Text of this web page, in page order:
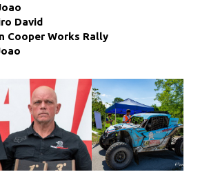
David
Cooper Works Rally